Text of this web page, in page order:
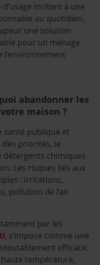
incitent à une
au quotidien,
une solution
pour un ménage
abandonner les
maison ?
santé publique et
priorités, le
détergents chimiques
Les risques liés aux
: irritations,
pollution de l’air
par les
, s’impose comme une
efficace.
température,